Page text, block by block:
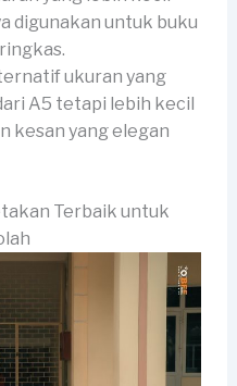
digunakan untuk buku
ukuran yang
A5 tetapi lebih kecil
kesan yang elegan
Terbaik untuk